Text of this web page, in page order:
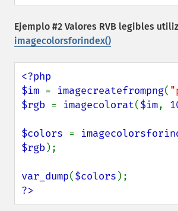
Ejemplo #2 Valores RVB legibles
imagecolorsforindex()
<?php
$im = imagecreatefrompng(
$rgb = imagecolorat($im,
$colors =
$rgb);
var_dump($colors
?>